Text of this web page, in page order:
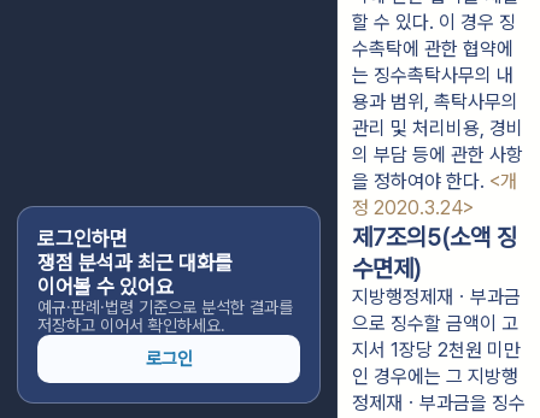
로그인하면
쟁점 분석과 최근 대화를
이어볼 수 있어요
예규·판례·법령 기준으로 분석한 결과를
저장하고 이어서 확인하세요.
로그인
할 수 있다. 이 경우 징
수촉탁에 관한 협약에
는 징수촉탁사무의 내
용과 범위, 촉탁사무의
관리 및 처리비용, 경비
의 부담 등에 관한 사항
을 정하여야 한다. <개
정 2020.3.24>
제7조의5(소액 징
수면제)
지방행정제재ㆍ부과금
으로 징수할 금액이 고
지서 1장당 2천원 미만
인 경우에는 그 지방행
정제재ㆍ부과금을 징수